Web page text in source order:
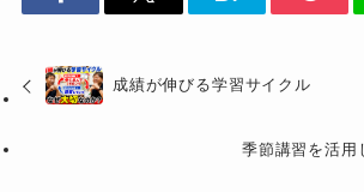
成績が伸びる学習サイクル
季節講習を活用